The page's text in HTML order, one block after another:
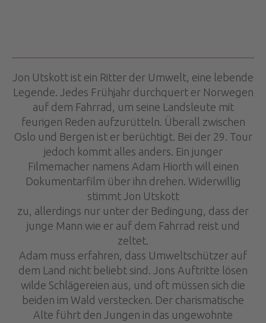
Jon Utskott ist ein Ritter der Umwelt, eine lebende
Legende. Jedes Frühjahr durchquert er Norwegen
auf dem Fahrrad, um seine Landsleute mit
feurigen Reden aufzurütteln. Überall zwischen
Oslo und Bergen ist er berüchtigt. Bei der 29. Tour
jedoch kommt alles anders. Ein junger
Filmemacher namens Adam Hiorth will einen
Dokumentarfilm über ihn drehen. Widerwillig
stimmt Jon Utskott
zu, allerdings nur unter der Bedingung, dass der
junge Mann wie er auf dem Fahrrad reist und
zeltet.
Adam muss erfahren, dass Umweltschützer auf
dem Land nicht beliebt sind. Jons Auftritte lösen
wilde Schlägereien aus, und oft müssen sich die
beiden im Wald verstecken. Der charismatische
Alte führt den Jungen in das ungewohnte